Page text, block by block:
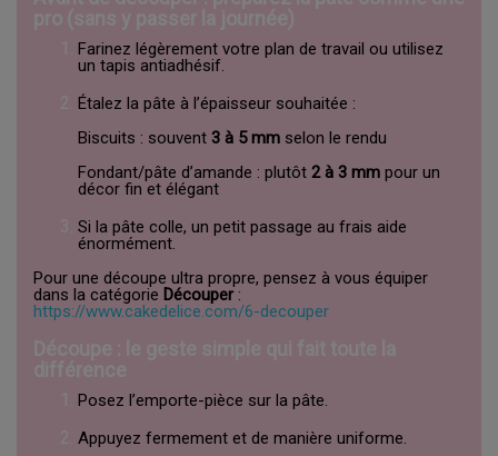
Farinez légèrement votre plan de travail ou utilisez
un tapis antiadhésif.
Étalez la pâte à l’épaisseur souhaitée :
Biscuits : souvent 3 à 5 mm selon le rendu
Fondant/pâte d’amande : plutôt 2 à 3 mm pour un
décor fin et élégant
Si la pâte colle, un petit passage au frais aide
énormément.
Pour une découpe ultra propre, pensez à vous équiper
dans la catégorie Découper:
https://www.cakedelice.com/6-decouper
Posez l’emporte-pièce sur la pâte.
Appuyez fermement et de manière uniforme.